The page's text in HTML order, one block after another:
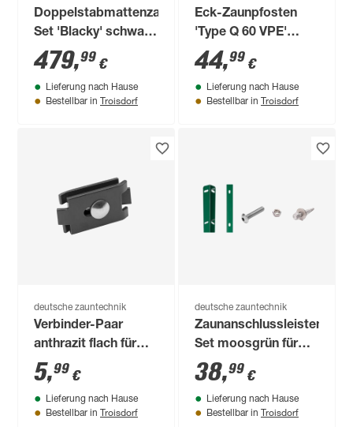
Doppelstabmattenzaun-
Set 'Blacky' schwarz
1400 x 100 cm
479,99 €
Lieferung nach Hause
Bestellbar in Troisdorf
Eck-Zaunpfosten
'Type Q 60 VPE'
anthrazit 170 cm, für
Zaunhöhe bis 123
cm
44,99 €
Lieferung nach Hause
Bestellbar in Troisdorf
deutsche zauntechnik
Verbinder-Paar
anthrazit flach für
Doppelstabmatten
5,99 €
Lieferung nach Hause
Bestellbar in Troisdorf
deutsche zauntechnik
Zaunanschlussleisten-
Set moosgrün für
Pfosten Typ A, 123
cm
38,99 €
Lieferung nach Hause
Bestellbar in Troisdorf